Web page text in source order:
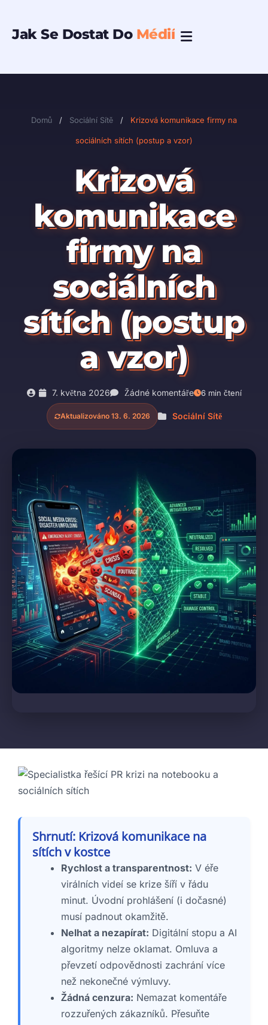
naJak Se Dostat Do Médií
Domů / Sociální Sítě / Krizová komunikace firmy na
sociálních sítích (postup a vzor)
Krizová
komunikace
firmy na
sociálních
sítích (postup
a vzor)
7. května 2026 Žádné komentáře 6 min čtení
Aktualizováno 13. 6. 2026 Sociální Sítě
Shrnutí: Krizová komunikace na
sítích v kostce
Rychlost a transparentnost: V éře
virálních videí se krize šíří v řádu
minut. Úvodní prohlášení (i dočasné)
musí padnout okamžitě.
Nelhat a nezapírat: Digitální stopu a AI
algoritmy nelze oklamat. Omluva a
převzetí odpovědnosti zachrání více
než nekonečné výmluvy.
Žádná cenzura: Nemazat komentáře
rozzuřených zákazníků. Přesuňte